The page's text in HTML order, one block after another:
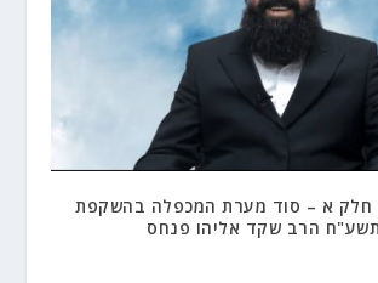
חלק א – סוד מערת המכפלה בהשקפת
הרב שקד אליהו פנחס